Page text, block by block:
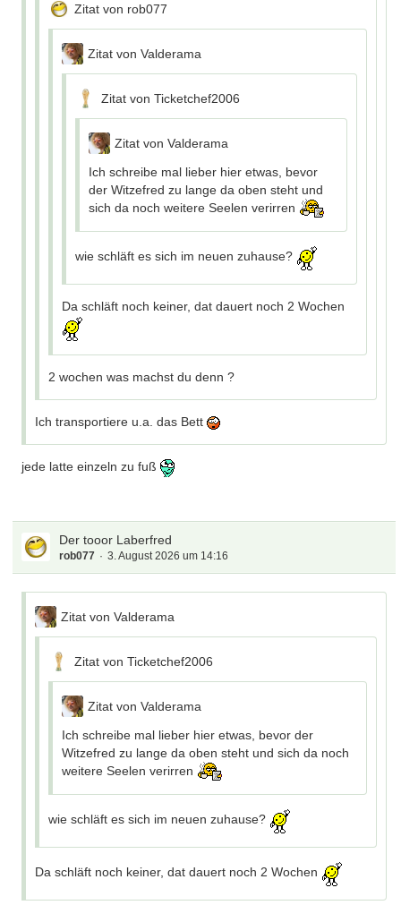
Zitat von rob077
Zitat von Valderama
Zitat von Ticketchef2006
Zitat von Valderama
Ich schreibe mal lieber hier etwas, bevor
der Witzefred zu lange da oben steht und
sich da noch weitere Seelen verirren
wie schläft es sich im neuen zuhause?
Da schläft noch keiner, dat dauert noch 2 Wochen
2 wochen was machst du denn ?
Ich transportiere u.a. das Bett
jede latte einzeln zu fuß
Der tooor Laberfred
rob077 3. August 2026 um 14:16
Zitat von Valderama
Zitat von Ticketchef2006
Zitat von Valderama
Ich schreibe mal lieber hier etwas, bevor der
Witzefred zu lange da oben steht und sich da noch
weitere Seelen verirren
wie schläft es sich im neuen zuhause?
Da schläft noch keiner, dat dauert noch 2 Wochen